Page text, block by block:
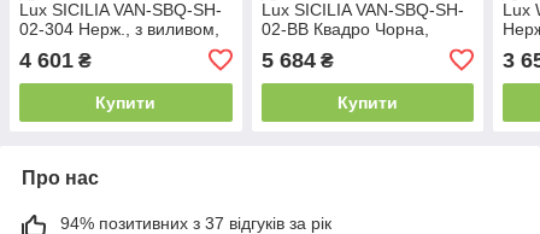
Lux SICILIA VAN-SBQ-SH-
02-304 Нерж., з виливом,
4 601 ₴
Купити
Lux SICILIA VAN-SBQ-SH-
02-BB Квадро Чорна,
штанга 140см, з виливом,
лійка Тропік SUS
5 684₴
Купити
Lux
3
Про нас
94% позитивних з 37 відгуків за рік